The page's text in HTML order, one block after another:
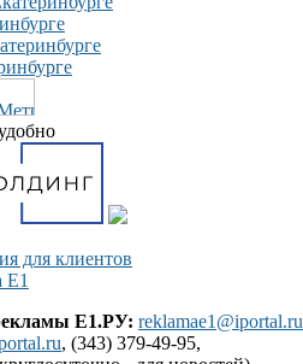
для клиентов
Е1
Е1.РУ: reklamae1@iportal.ru
, (343) 379-49-95,